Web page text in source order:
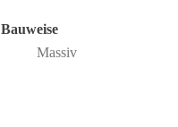
Bauweise
Massiv